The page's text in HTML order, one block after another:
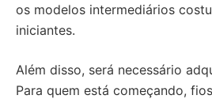
os modelos intermediários
iniciantes.
Além disso, será necessário
Para quem está começando,